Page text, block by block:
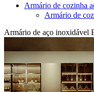
Armário de cozinha
Armário de
Armário de aço inoxidável